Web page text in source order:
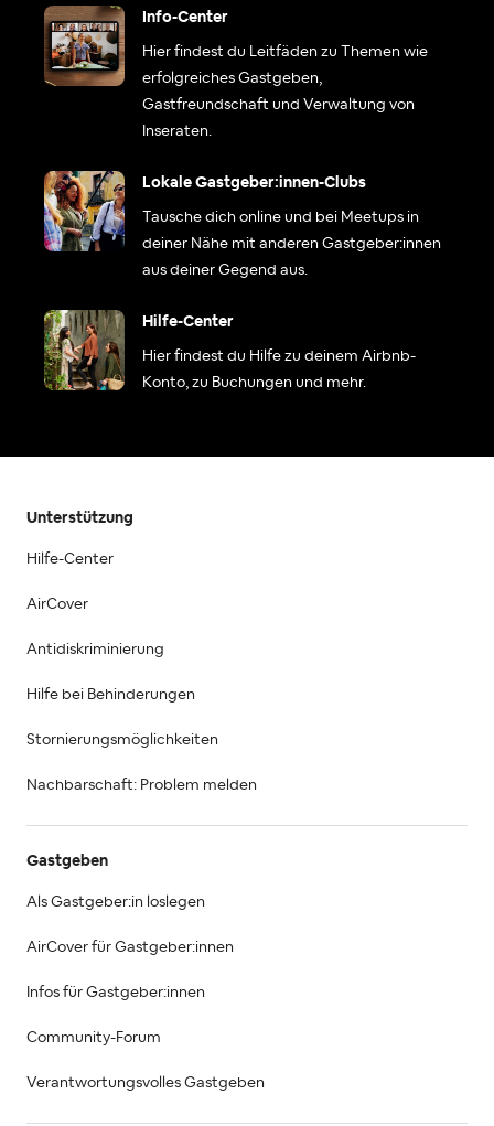
Info-Center
Hier findest du Leitfäden zu Themen wie
erfolgreiches Gastgeben,
Gastfreundschaft und Verwaltung von
Inseraten.
Lokale Gastgeber:innen-Clubs
Tausche dich online und bei Meetups in
deiner Nähe mit anderen Gastgeber:innen
aus deiner Gegend aus.
Hilfe-Center
Hier findest du Hilfe zu deinem Airbnb-
Konto, zu Buchungen und mehr.
Unterstützung
Hilfe-Center
AirCover
Antidiskriminierung
Hilfe bei Behinderungen
Stornierungsmöglichkeiten
Nachbarschaft: Problem melden
Gastgeben
Als Gastgeber:in loslegen
AirCover für Gastgeber:innen
Infos für Gastgeber:innen
Community-Forum
Verantwortungsvolles Gastgeben